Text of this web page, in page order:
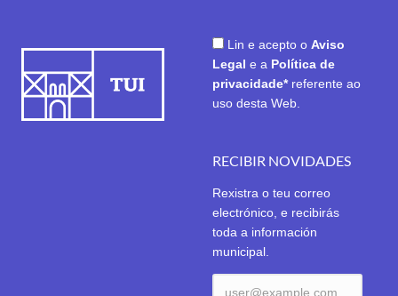
Lin e acepto o Aviso
Legal e a Política de
privacidade* referente ao
uso desta Web.
RECIBIR NOVIDADES
Rexistra o teu correo
electrónico, e recibirás
toda a información
municipal.